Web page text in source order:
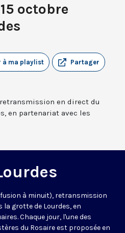
octobre
Partager
à ma playlist
en direct du
en partenariat avec les
à minuit), retransmission
la grotte de Lourdes, en
Chaque jour, l'une des
du Rosaire est proposée en